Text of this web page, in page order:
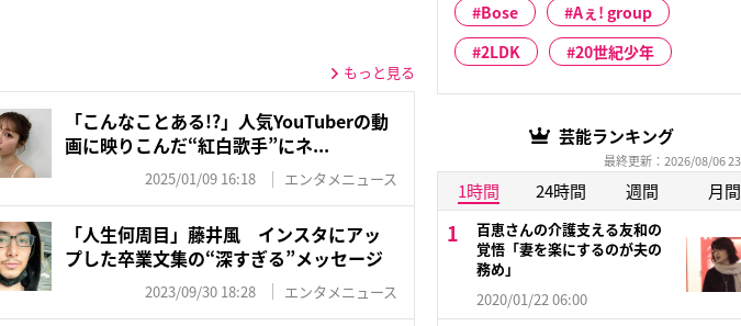
もっと見る
「こんなことある!?」人気YouTuberの動
画に映りこんだ“紅白歌手”にネ...
2025/01/09 16:18 エンタメニュース
「人生何周目」藤井風 インスタにアッ
プした卒業文集の“深すぎる”メッセージ
2023/09/30 18:28 エンタメニュース
Bose
Aぇ! group
2LDK
20世紀少年
芸能ランキング
最終更新：2026/08/06
1時間 24時間 週間 月間
百恵さんの介護支える友和の
覚悟「妻を楽にするのが夫の
務め」
2020/01/22 06:00